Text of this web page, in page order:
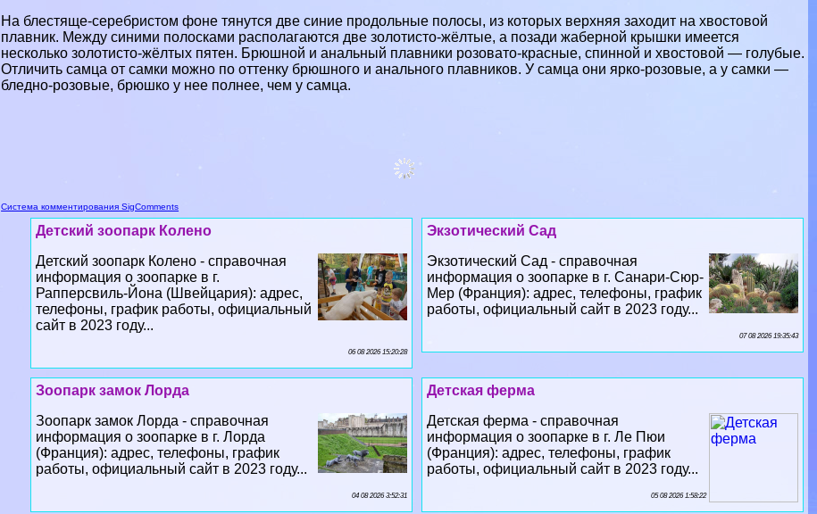
На блестяще-серебристом фоне тянутся две синие продольные полосы, из которых верхняя заходит на хвостовой
плавник. Между синими полосками располагаются две золотисто-жёлтые, а позади жаберной крышки имеется
несколько золотисто-жёлтых пятен. Брюшной и aнaльный плавники розовато-красные, спинной и хвостовой — гoлyбые.
Отличить самца от самки можно по оттенку брюшного и aнaльного плавников. У самца они ярко-розовые, а у самки —
бледно-розовые, брюшко у нее полнее, чем у самца.
информация о зоопарке в г. Санари-Сюр-
Мер (Франция): адрес, телефоны, график
работы, официальный сайт в 2023 году...
07 08 2026 19:35:43
Детский зоопарк Колено - справочная
информация о зоопарке в г.
Рапперсвиль-Йона (Швейцария): адрес,
телефоны, график работы, официальный
сайт в 2023 году...
06 08 2026 15:20:28
информация о зоопарке в г. Ле Пюи
(Франция): адрес, телефоны, график
работы, официальный сайт в 2023 году...
05 08 2026 1:58:22
Зоопарк замок Лорда
информация о зоопарке в г. Лорда
(Франция): адрес, телефоны, график
работы, официальный сайт в 2023 году...
04 08 2026 3:52:31
Зоопарк замок Бурбонне
Зоологический парк Петит Отва